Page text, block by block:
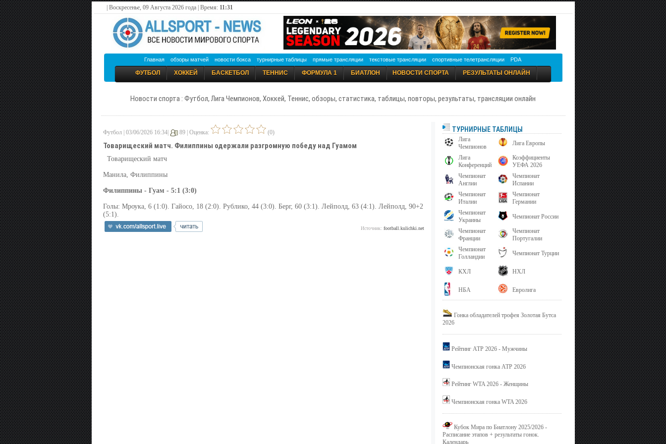
| Воскресенье, 09 Августа 2026 года | Время: 11:31
Главная обзоры матчей новости бокса турнирные таблицы прямые трансляции текстовые трансляции спортивные телетрансляции PDA
ФУТБОЛ ХОККЕЙ БАСКЕТБОЛ ТЕННИС ФОРМУЛА 1 БИАТЛОН НОВОСТИ СПОРТА РЕЗУЛЬТАТЫ ОНЛАЙН
Новости спорта : Футбол, Лига Чемпионов, Хоккей, Теннис, обзоры, статистика, таблицы, повторы, результаты, трансляции онлайн
Футбол | 03/06/2026 16:34| 89 | Оценка: (0)
Товарищеский матч. Филиппины одержали разгромную победу над Гуамом
Товарищеский матч
Манила, Филиппины
Филиппины - Гуам - 5:1 (3:0)
Голы: Мроука, 6 (1:0). Гайосо, 18 (2:0). Рублико, 44 (3:0). Берг, 60 (3:1). Лейполд, 63 (4:1). Лейполд, 90+2
(5:1).
Источник: football.kulichki.net
ТУРНИРНЫЕ ТАБЛИЦЫ
Лига
Чемпионов
Лига Европы
Лига
Конференций
Коэффициенты
УЕФА 2026
Чемпионат
Англии
Чемпионат
Испании
Чемпионат
Италии
Чемпионат
Германии
Чемпионат
Украины
Чемпионат России
Чемпионат
Франции
Чемпионат
Португалии
Чемпионат
Голландии
Чемпионат Турции
КХЛ НХЛ
НБА Евролига
Гонка обладателей трофея Золотая Бутса
2026
Рейтинг ATP 2026 - Мужчины
Чемпионская гонка ATP 2026
Рейтинг WTA 2026 - Женщины
Чемпионская гонка WTA 2026
Кубок Мира по Биатлону 2025/2026 -
Расписание этапов + результаты гонок.
Календарь